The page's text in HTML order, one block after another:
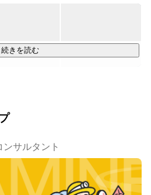
業
続きを読む
ンサルタント